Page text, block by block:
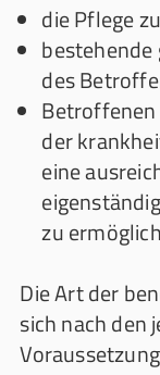
die Pflege
des
der
eine
zu
Die Art der
sich nach den